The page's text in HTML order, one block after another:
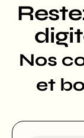
Nos
et